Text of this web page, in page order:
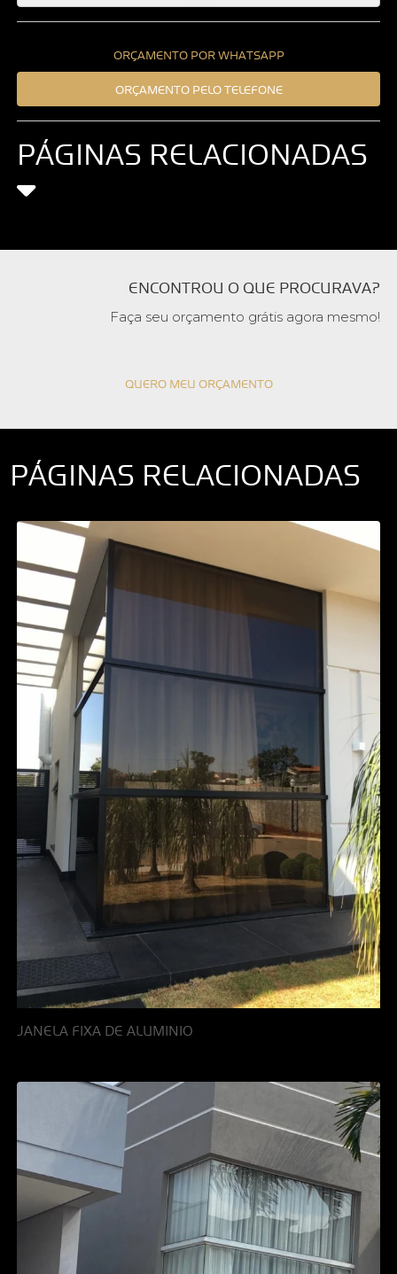
ORÇAMENTO POR WHATSAPP
ORÇAMENTO PELO TELEFONE
PÁGINAS RELACIONADAS
ENCONTROU O QUE PROCURAVA?
Faça seu orçamento grátis agora mesmo!
QUERO MEU ORÇAMENTO
PÁGINAS RELACIONADAS
JANELA FIXA DE ALUMINIO